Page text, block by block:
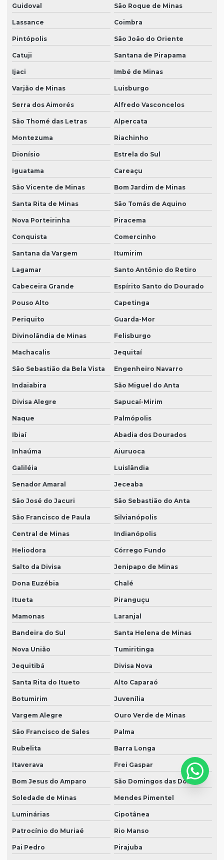
Guidoval São Roque de Minas
Lassance Coimbra
Pintópolis São João do Oriente
Catuji Santana de Pirapama
Ijaci Imbé de Minas
Varjão de Minas Luisburgo
Serra dos Aimorés Alfredo Vasconcelos
São Thomé das Letras Alpercata
Montezuma Riachinho
Dionísio Estrela do Sul
Iguatama Careaçu
São Vicente de Minas Bom Jardim de Minas
Santa Rita de Minas São Tomás de Aquino
Nova Porteirinha Piracema
Conquista Comercinho
Santana da Vargem Itumirim
Lagamar Santo Antônio do Retiro
Cabeceira Grande Espírito Santo do Dourado
Pouso Alto Capetinga
Periquito Guarda-Mor
Divinolândia de Minas Felisburgo
Machacalis Jequitaí
São Sebastião da Bela Vista Engenheiro Navarro
Indaiabira São Miguel do Anta
Divisa Alegre Sapucaí-Mirim
Naque Palmópolis
Ibiaí Abadia dos Dourados
Inhaúma Aiuruoca
Galiléia Luislândia
Senador Amaral Jeceaba
São José do Jacuri São Sebastião do Anta
São Francisco de Paula Silvianópolis
Central de Minas Indianópolis
Heliodora Córrego Fundo
Salto da Divisa Jenipapo de Minas
Dona Euzébia Chalé
Itueta Piranguçu
Mamonas Laranjal
Bandeira do Sul Santa Helena de Minas
Nova União Tumiritinga
Jequitibá Divisa Nova
Santa Rita do Itueto Alto Caparaó
Botumirim Juvenília
Vargem Alegre Ouro Verde de Minas
São Francisco de Sales Palma
Rubelita Barra Longa
Itaverava Frei Gaspar
Bom Jesus do Amparo São Domingos das Dores
Soledade de Minas Mendes Pimentel
Luminárias Cipotânea
Patrocínio do Muriaé Rio Manso
Pai Pedro Pirajuba